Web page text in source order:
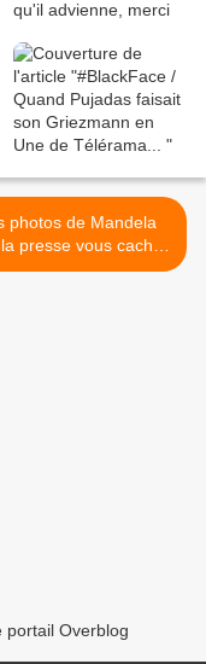
photos de Mandela
presse vous cache
(1) - 100 commentaires >
portail Overblog